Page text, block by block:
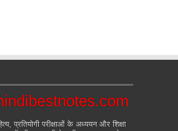
प्रतियोगी परीक्षाओं के अध्ययन और शिक्षा